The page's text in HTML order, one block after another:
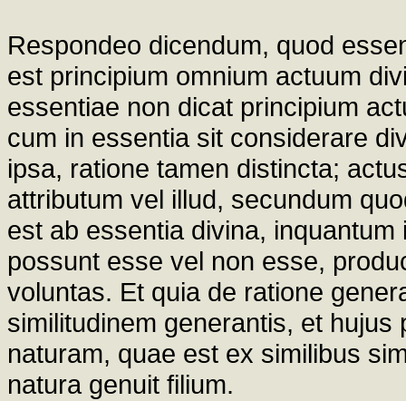
Respondeo dicendum, quod
est principium omnium actuum
essentiae non dicat principium
cum in essentia sit considerare
ipsa, ratione tamen distincta;
attributum vel illud, secundum
est ab essentia divina,
possunt esse vel non esse,
voluntas. Et quia de ratione
similitudinem generantis, et
naturam, quae est ex similibus
natura genuit filium.